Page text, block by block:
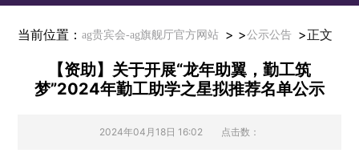
当前位置：ag贵宾会-ag旗舰厅官方网站 > >公示公告 >正文
【资助】关于开展“龙年助翼，勤工筑
梦”2024年勤工助学之星拟推荐名单公示
2024年04月18日 16:02 点击数：